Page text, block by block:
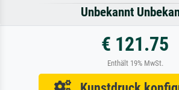
Unbekannt
€ 121.75
Enthält 19% MwSt.